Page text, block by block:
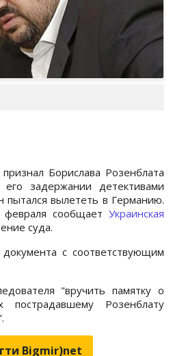
Борислава Розенблата
задержании детективами
пытался вылететь в Германию.
сообщает Украинская
суда.
с соответствующим
"вручить памятку о
пострадавшему Розенблату
Bigmir)net